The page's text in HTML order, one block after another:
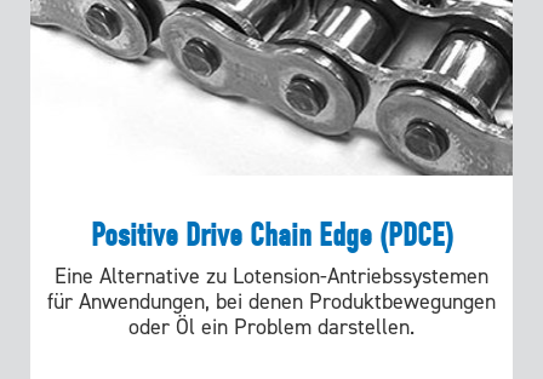
Positive Drive Chain Edge (PDCE)
Eine Alternative zu Lotension-Antriebssystemen
für Anwendungen, bei denen Produktbewegungen
oder Öl ein Problem darstellen.